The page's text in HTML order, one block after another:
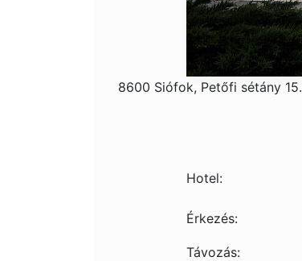
8600 Siófok, Petőfi sétány 15.
Hotel:
Érkezés:
Távozás: